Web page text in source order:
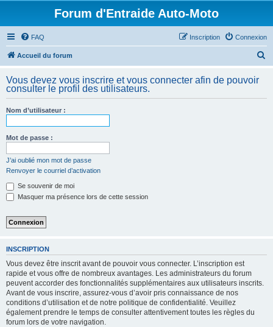
Forum d'Entraide Auto-Moto
FAQ Connexion
Inscription
Accueil du forum
h
Vous devez vous inscrire et vous connecter afin de pouvoir
consulter le profil des utilisateurs.
Nom d’utilisateur :
Mot de passe :
J’ai oublié mon mot de passe
Renvoyer le courriel d’activation
Se souvenir de moi
Masquer ma présence lors de cette session
INSCRIPTION
Vous devez être inscrit avant de pouvoir vous connecter. L’inscription est
rapide et vous offre de nombreux avantages. Les administrateurs du forum
peuvent accorder des fonctionnalités supplémentaires aux utilisateurs inscrits.
Avant de vous inscrire, assurez-vous d’avoir pris connaissance de nos
conditions d’utilisation et de notre politique de confidentialité. Veuillez
également prendre le temps de consulter attentivement toutes les règles du
forum lors de votre navigation.